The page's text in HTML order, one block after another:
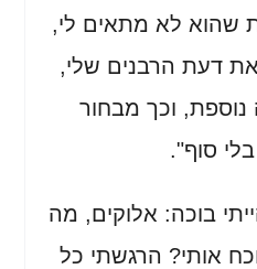
שהוא לא מתאים לי,
דעת הרבנים שלי,
וכך מבחור
סוף".
בוכה: אלוקים, מה
אותי? הרגשתי כל